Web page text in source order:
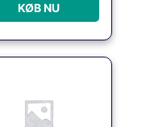
KØB NU